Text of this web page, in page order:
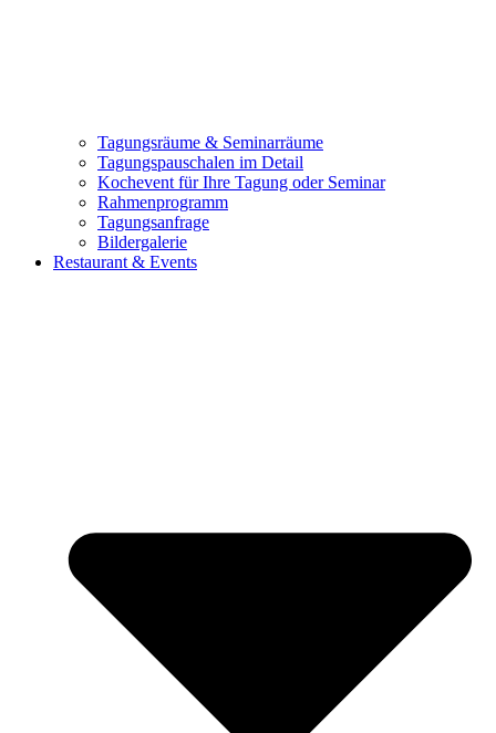
Tagungsräume & Seminarräume
Tagungspauschalen im Detail
Kochevent für Ihre Tagung oder Seminar
Rahmenprogramm
Tagungsanfrage
Bildergalerie
Restaurant & Events